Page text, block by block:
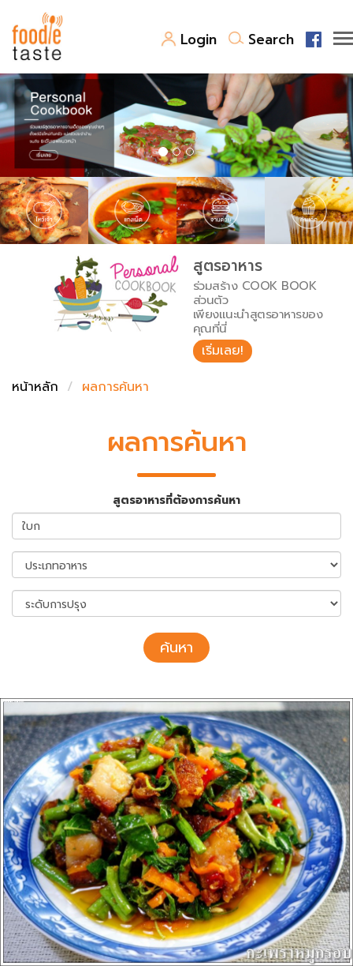
Login Search
สูตรอาหาร
สูตรอาหารล่าสุด
Top Foodie
พาไปชิม
สารพันก้นครัว
เคล็ดลับน่ารู้
เปรียบเทียบหน่วยการตวง
เปรียบเทียบอุณหภูมิ
เปรียบเทียบน้ำหนักวัตถุดิบ
FoodPedia
สร้าง Cookbook
สูตรอาหาร
ร่วมสร้าง COOK BOOK
ส่วนตัว
เพียงแนะนำสูตรอาหารของ
คุณที่นี่
เริ่มเลย!
หน้าหลัก
ผลการค้นหา
ผลการค้นหา
สูตรอาหารที่ต้องการค้นหา
ค้นหา